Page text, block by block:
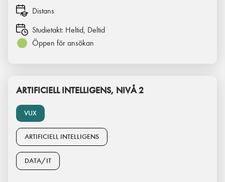
Distans
Studietakt: Heltid, Deltid
Öppen för ansökan
VUX
ARTIFICIELL INTELLIGENS, NIVÅ 2
ARTIFICIELL INTELLIGENS
DATA/IT